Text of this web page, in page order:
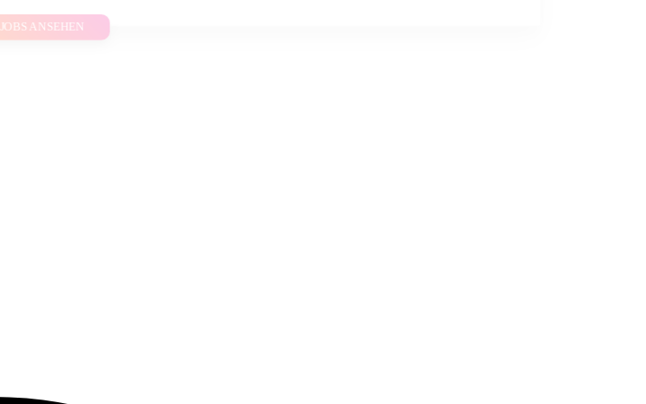
JOBS ANSEHEN